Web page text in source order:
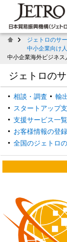
ジェトロのサ
中小企業向け
中⼩企業海外ビジネス
ジェトロの
相談・調査 輸
スタートアップ
支援サービス一覧
お客様情報の登
全国のジェトロ